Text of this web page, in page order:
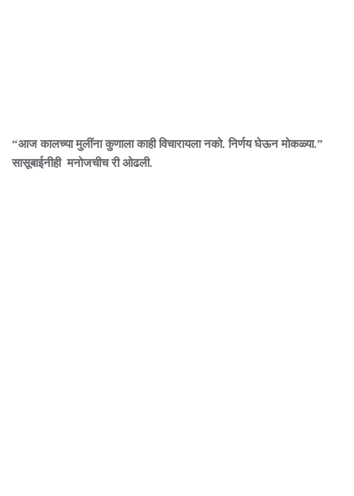
“आज कालच्या मुलींना कुणाला काही विचारायला नको. निर्णय घेऊन मोकळ्या.”
सासूबाईनीही मनोजचीच री ओढली.